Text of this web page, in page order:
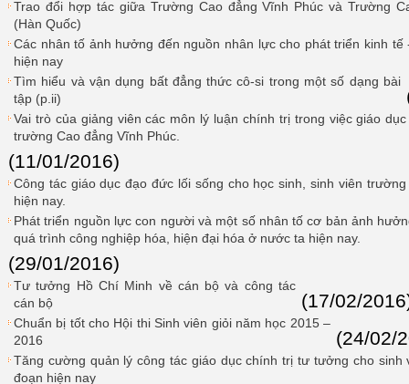
Trao đổi hợp tác giữa Trường Cao đẳng Vĩnh Phúc và Trường
(Hàn Quốc)
Các nhân tố ảnh hưởng đến nguồn nhân lực cho phát triển kinh
hiện nay
Tìm hiểu và vận dụng bất đẳng thức cô-si trong một số dạng bài
tập (p.ii)
Vai trò của giảng viên các môn lý luận chính trị trong việc giáo
trường Cao đẳng Vĩnh Phúc.
(11/01/2016)
Công tác giáo dục đạo đức lối sống cho học sinh, sinh viên
hiện nay.
Phát triển nguồn lực con người và một số nhân tố cơ bản ảnh
quá trình công nghiệp hóa, hiện đại hóa ở nước ta hiện nay.
(29/01/2016)
Tư tưởng Hồ Chí Minh về cán bộ và công tác
cán bộ
(17/02/
Chuẩn bị tốt cho Hội thi Sinh viên giỏi năm học 2015 –
2016
(24/02/
Tăng cường quản lý công tác giáo dục chính trị tư tưởng cho
đoạn hiện nay